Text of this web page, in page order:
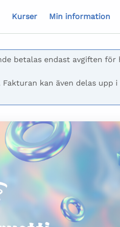
Kurser Min information
betalas endast avgiften för
kan även delas upp